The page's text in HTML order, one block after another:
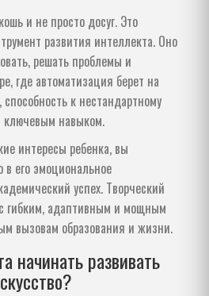
и не просто досуг. Это
развития интеллекта. Оно
решать проблемы и
где автоматизация берет на
к нестандартному
навыком.
интересы ребенка, вы
в его эмоциональное
успех. Творческий
гибким, адаптивным и мощным
вызовам образования и жизни.
начинать развивать